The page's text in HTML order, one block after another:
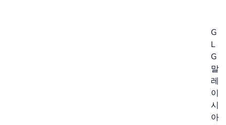
G
L
G
말
레
이
시
아